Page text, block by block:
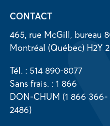
CONTACT
465, rue McGill, bureau
Montréal (Québec) H2Y
Tél. : 514 890-8077
Sans frais. : 1 866
DON-CHUM (1 866 366-
2486)